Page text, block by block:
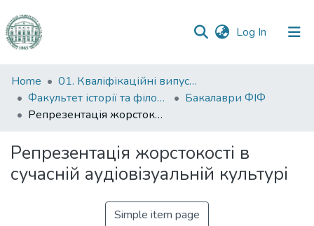
Log In (current)
Communities
&
Collections
Statistics
Home
01. Кваліфікаційні випускні роботи здобувачів вищої освіти
Факультет історії та філософії
Бакалаври ФІФ
Репрезентація жорстокості в сучасній аудіовізуальній культурі
Репрезентація жорстокості в
сучасній аудіовізуальній культурі
Simple item page